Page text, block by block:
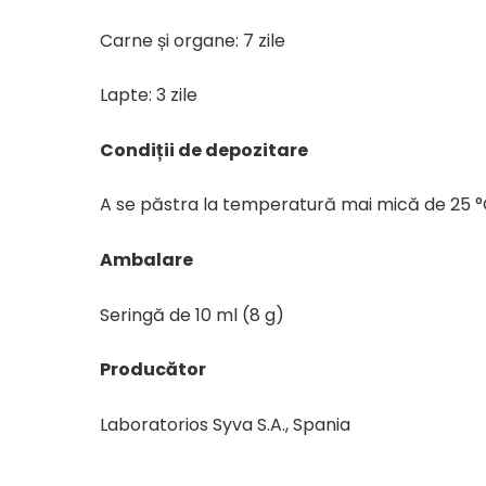
Carne și organe: 7 zile
Lapte: 3 zile
Condiții de depozitare
A se păstra la temperatură mai mică de 25
Ambalare
Seringă de 10 ml (8 g)
Producător
Laboratorios Syva S.A., Spania